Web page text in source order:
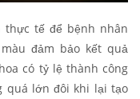
thực tế để bệnh nhân
đảm bảo kết quả
có tỷ lệ thành công
quá lớn đôi khi lại tạo